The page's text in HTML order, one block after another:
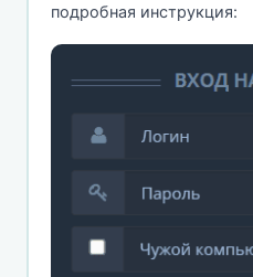
подробная инструкция: